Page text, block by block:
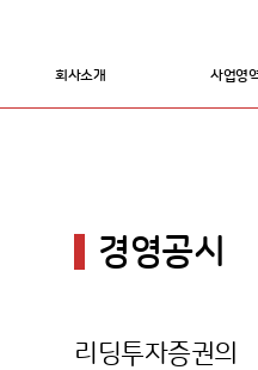
회사소개 사업영
경영공시
리딩투자증권의